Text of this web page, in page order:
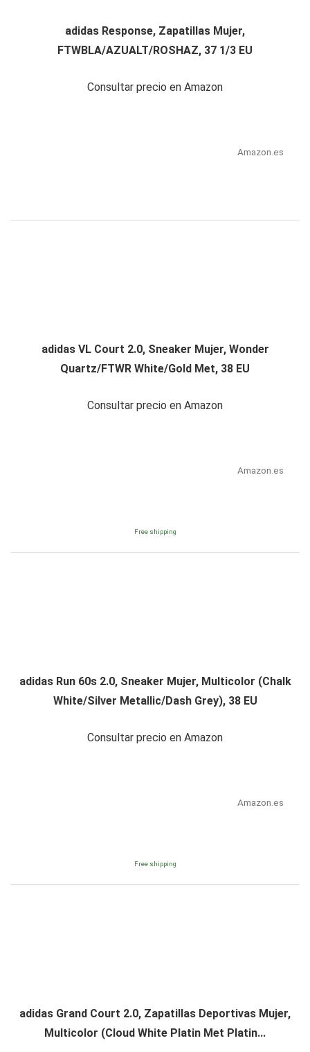
adidas Response, Zapatillas Mujer,
FTWBLA/AZUALT/ROSHAZ, 37 1/3 EU
Consultar precio en Amazon
Amazon.es
adidas VL Court 2.0, Sneaker Mujer, Wonder
Quartz/FTWR White/Gold Met, 38 EU
Consultar precio en Amazon
Amazon.es
Free shipping
adidas Run 60s 2.0, Sneaker Mujer, Multicolor (Chalk
White/Silver Metallic/Dash Grey), 38 EU
Consultar precio en Amazon
Amazon.es
Free shipping
adidas Grand Court 2.0, Zapatillas Deportivas Mujer,
Multicolor (Cloud White Platin Met Platin...